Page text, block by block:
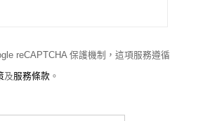
reCAPTCHA 保護機制，這項服務遵循
及服務條款 。